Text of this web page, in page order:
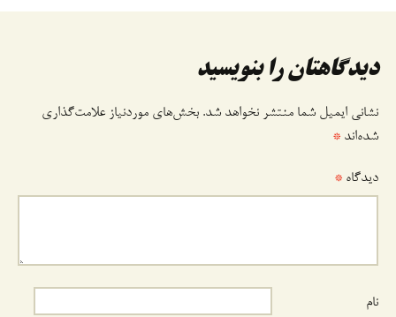
نوشته
دیدگاهتان را بنویسید
نشانی ایمیل شما منتشر نخواهد شد. بخش‌های موردنیاز علامت‌گذاری
شده‌اند *
دیدگاه *
نام